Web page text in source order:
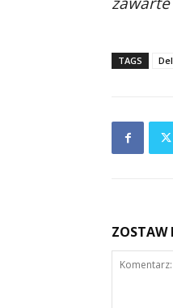
TAGS
ZOSTAW